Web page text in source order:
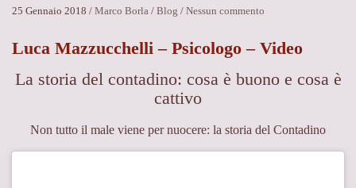
25 Gennaio 2018 / Marco Borla / Blog / Nessun commento
presenti,
ogni
Luca Mazzucchelli – Psicologo – Video
La storia del contadino: cosa è buono e cosa è
cattivo
Non tutto il male viene per nuocere: la storia del Contadino